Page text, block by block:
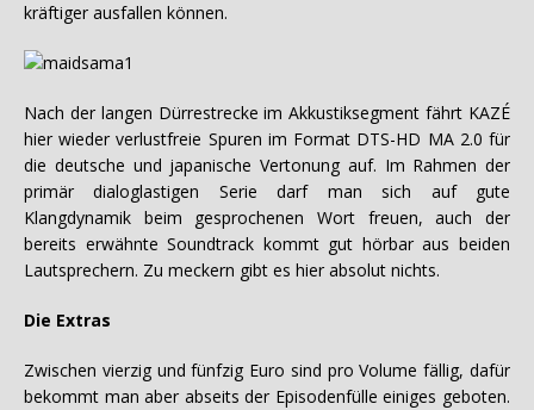
kräftiger ausfallen können.
Nach der langen Dürrestrecke im Akkustiksegment fährt KAZÉ
hier wieder verlustfreie Spuren im Format DTS-HD MA 2.0 für
die deutsche und japanische Vertonung auf. Im Rahmen der
primär dialoglastigen Serie darf man sich auf gute
Klangdynamik beim gesprochenen Wort freuen, auch der
bereits erwähnte Soundtrack kommt gut hörbar aus beiden
Lautsprechern. Zu meckern gibt es hier absolut nichts.
Die Extras
Zwischen vierzig und fünfzig Euro sind pro Volume fällig, dafür
bekommt man aber abseits der Episodenfülle einiges geboten.